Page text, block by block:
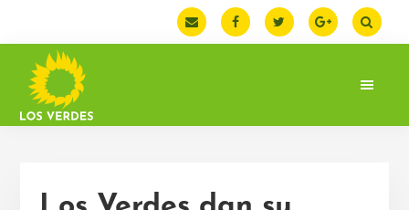
la
navegación
principal
contenido
principal
la
barra
lateral
principal
LOS
Web